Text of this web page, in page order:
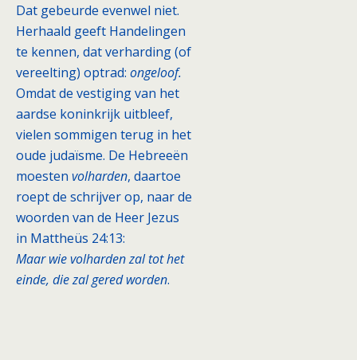
Dat gebeurde evenwel niet.
Herhaald geeft Handelingen
te kennen, dat verharding (of
vereelting) optrad: ongeloof.
Omdat de vestiging van het
aardse koninkrijk uitbleef,
vielen sommigen terug in het
oude judaïsme. De Hebreeën
moesten volharden, daartoe
roept de schrijver op, naar de
woorden van de Heer Jezus
in Mattheüs 24:13:
Maar wie volharden zal tot het
einde, die zal gered worden.